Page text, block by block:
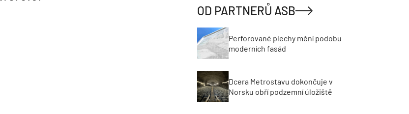
OD PARTNERŮ ASB
Perforované plechy mění podobu
moderních fasád
Dcera Metrostavu dokončuje v
Norsku obří podzemní úložiště